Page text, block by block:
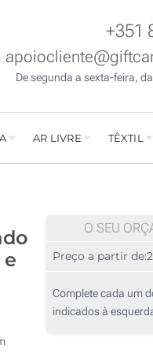
+351
De segunda a sexta-feira,
AR LIVRE TÊXTIL
O SEU
Preço a partir de:
Complete cada um
indicados à